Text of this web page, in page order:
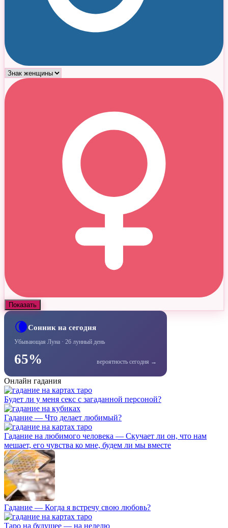
Показать
🌘Сонник на сегодня
Убывающая Луна · 26 лунный день
65% вероятность сегодня →
Онлайн гадания
Будет ли у меня секс с загаданной персоной?
Гадание — Что делает любимый?
Гадание на любимого человека — Скучает ли он, что нам
мешает, его чувства ко мне, будем ли мы вместе
Гадание — Когда я встречу свою любовь?
Таро на будущее — на неделю